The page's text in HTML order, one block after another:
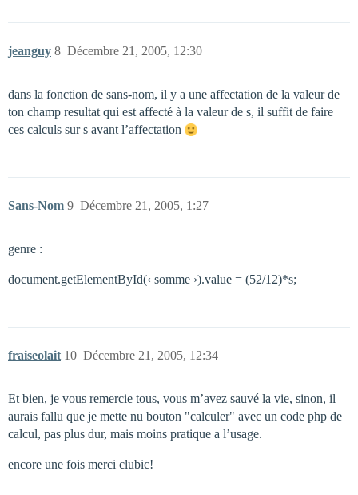
jeanguy Décembre 21, 2005, 12:30
8
dans la fonction de sans-nom, il y a une affectation de la valeur de
ton champ resultat qui est affecté à la valeur de s, il suffit de faire
ces calculs sur s avant l’affectation
Sans-Nom Décembre 21, 2005, 1:27
9
genre :
document.getElementById(‹ somme ›).value = (52/12)*s;
fraiseolait Décembre 21, 2005, 12:34
10
Et bien, je vous remercie tous, vous m’avez sauvé la vie, sinon, il
aurais fallu que je mette nu bouton "calculer" avec un code php de
calcul, pas plus dur, mais moins pratique a l’usage.
encore une fois merci clubic!